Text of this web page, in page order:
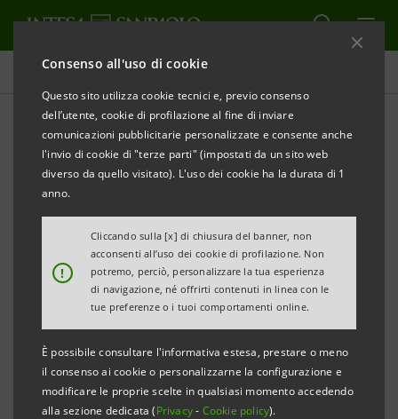
Consenso all'uso di cookie
Questo sito utilizza cookie tecnici e, previo consenso
dell’utente, cookie di profilazione al fine di inviare
comunicazioni pubblicitarie personalizzate e consente anche
l'invio di cookie di "terze parti" (impostati da un sito web
diverso da quello visitato). L'uso dei cookie ha la durata di 1
anno.
!
Cliccando sulla [x] di chiusura del banner, non
acconsenti all’uso dei cookie di profilazione. Non
potremo, perciò, personalizzare la tua esperienza
di navigazione, né offrirti contenuti in linea con le
tue preferenze o i tuoi comportamenti online.
È possibile consultare l'informativa estesa, prestare o meno
il consenso ai cookie o personalizzarne la configurazione e
modificare le proprie scelte in qualsiasi momento accedendo
alla sezione dedicata (Privacy- Cookie policy).
Comunicati stampa
STAMPA AGGIORNA
Milano, 24 settembre 2002
Il Consiglio di amministrazione della Banca di Trento e
Bolzano (Gruppo IntesaBci), riunitosi sotto la
presidenza di Claudio Dematté, ha esaminato la
relazione semestrale al 30 giugno 2002 che ha
evidenziato risultati positivi sia nei volumi
intermediati sia nell’utile netto conseguito pari a 5,1
milioni di euro, con un livello di redditività allineato al
dato del primo semestre del 2001.